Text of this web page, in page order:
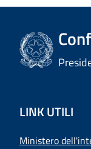
LINK UTILI
Ministero